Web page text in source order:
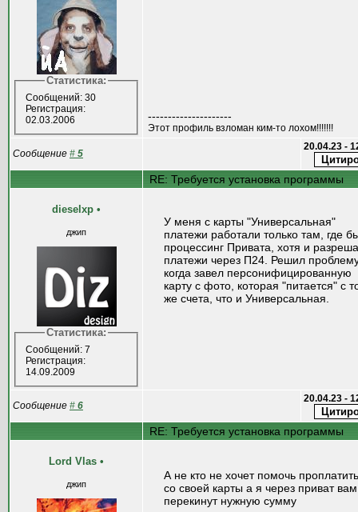
Статистика:
Сообщений: 30
Регистрация:
02.03.2006
---------------------
Этот профиль взломан ким-то лохом!!!!!!!
Сообщение # 5
20.04.23 -
RE: Требуется установка программы
dieselxp •
джип
Статистика:
Сообщений: 7
Регистрация:
14.09.2009
У меня с карты "Универсальная"
платежи работали только там, где
процессинг Привата, хотя и
платежи через П24. Решил
когда завел персонифицированную
карту с фото, которая "питается" с
же счета, что и Универсальная.
Сообщение # 6
20.04.23 -
RE: Требуется установка программы
Lord Vlas •
джип
А не кто не хочет помочь проплатить
со своей карты а я через приват вам
перекинут нужную сумму